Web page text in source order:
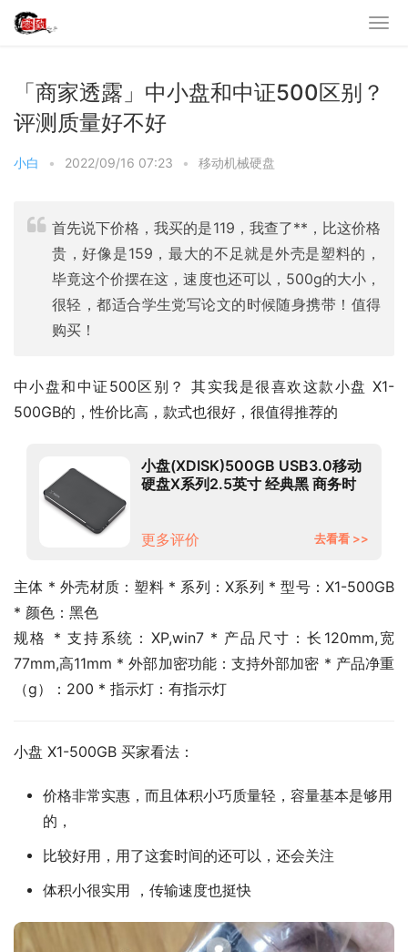
「商家透露」中小盘和中证500区别？
评测质量好不好
小白 • 2022/09/16 07:23 • 移动机械硬盘
首先说下价格，我买的是119，我查了**，比这价格
贵，好像是159，最大的不足就是外壳是塑料的，
毕竟这个价摆在这，速度也还可以，500g的大小，
很轻，都适合学生党写论文的时候随身携带！值得
购买！
中小盘和中证500区别？ 其实我是很喜欢这款小盘 X1-
500GB的，性价比高，款式也很好，很值得推荐的
小盘(XDISK)500GB USB3.0移动
硬盘X系列2.5英寸 经典黑 商务时
更多评价
去看看 >>
主体 * 外壳材质：塑料 * 系列：X系列 * 型号：X1-500GB
* 颜色：黑色
规格 * 支持系统：XP,win7 * 产品尺寸：长120mm,宽
77mm,高11mm * 外部加密功能：支持外部加密 * 产品净重
（g）：200 * 指示灯：有指示灯
小盘 X1-500GB 买家看法：
价格非常实惠，而且体积小巧质量轻，容量基本是够用
的，
比较好用，用了这套时间的还可以，还会关注
体积小很实用 ，传输速度也挺快